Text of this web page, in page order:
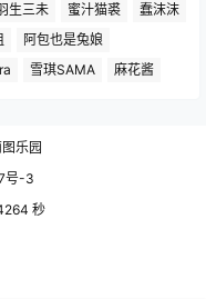
生三未 蜜汁猫裘
蠢沫沫
阿包也是兔娘
雪琪SAMA 麻花酱
乐园
号-3
秒